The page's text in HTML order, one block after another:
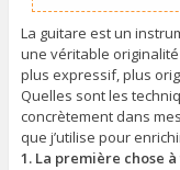
La guitare est un
une véritable originalité
plus expressif, plus
Quelles sont les
concrètement dans
que j’utilise pour
1. La première chose